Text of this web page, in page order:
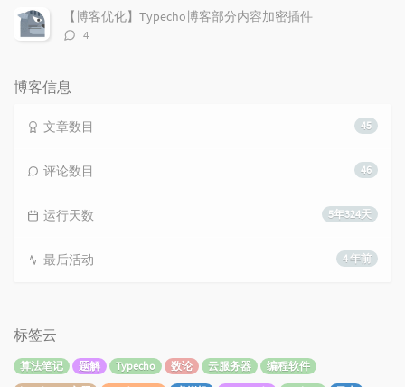
数：
【博客优化】Typecho博客部分内容加密插件
评
4
博客信息
45
文章数目
46
评论数目
5年324天
运行天数
4 年前
最后活动
标签云
算法笔记 题解 Typecho 数论 云服务器
编程软件